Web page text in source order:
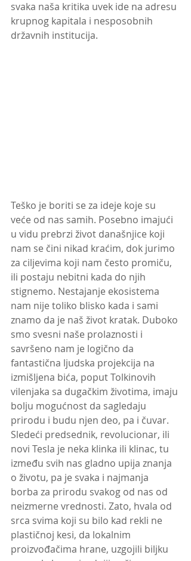
svaka naša kritika uvek ide na adresu
krupnog kapitala i nesposobnih
državnih institucija.
Teško je boriti se za ideje koje su
veće od nas samih. Posebno imajući
u vidu prebrzi život današnjice koji
nam se čini nikad kraćim, dok jurimo
za ciljevima koji nam često promiču,
ili postaju nebitni kada do njih
stignemo. Nestajanje ekosistema
nam nije toliko blisko kada i sami
znamo da je naš život kratak. Duboko
smo svesni naše prolaznosti i
savršeno nam je logično da
fantastična ljudska projekcija na
izmišljena bića, poput Tolkinovih
vilenjaka sa dugačkim životima, imaju
bolju mogućnost da sagledaju
prirodu i budu njen deo, pa i čuvar.
Sledeći predsednik, revolucionar, ili
novi Tesla je neka klinka ili klinac, tu
između svih nas gladno upija znanja
o životu, pa je svaka i najmanja
borba za prirodu svakog od nas od
neizmerne vrednosti. Zato, hvala od
srca svima koji su bilo kad rekli ne
plastičnoj kesi, da lokalnim
proizvođačima hrane, uzgojili biljku